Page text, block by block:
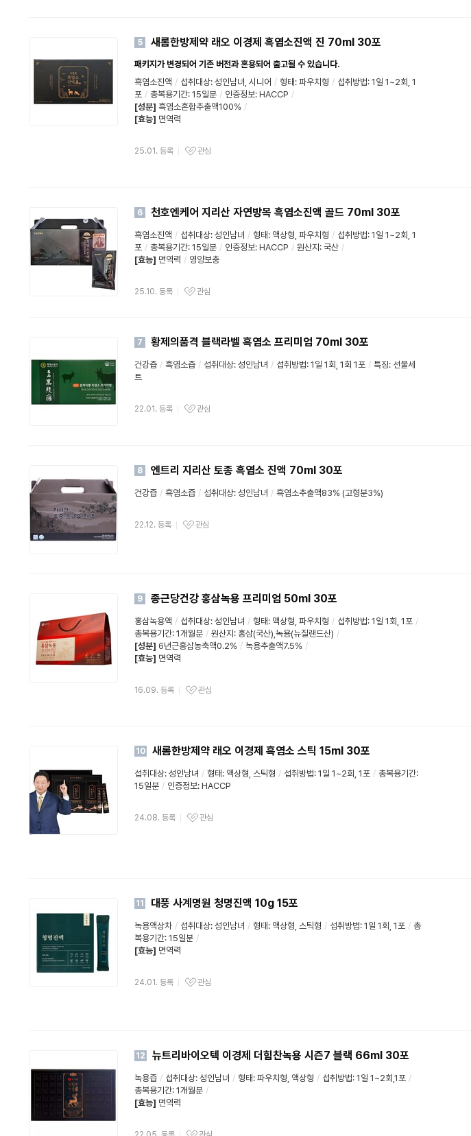
5 새롬한방제약 래오 이경제 흑염소진액 진 70ml 30포
패키지가 변경되어 기존 버전과 혼용되어 출고될 수 있습니다.
흑염소진액 / 섭취대상: 성인남녀, 시니어 / 형태: 파우치형 / 섭취방법: 1일 1~2회, 1
포 / 총복용기간: 15일분 / 인증정보: HACCP /
[성분] 흑염소혼합추출액100% /
[효능] 면역력
25.01. 등록 관심
6 천호엔케어 지리산 자연방목 흑염소진액 골드 70ml 30포
흑염소진액 / 섭취대상: 성인남녀 / 형태: 액상형, 파우치형 / 섭취방법: 1일 1~2회, 1
포 / 총복용기간: 15일분 / 인증정보: HACCP / 원산지: 국산 /
[효능] 면역력 / 영양보충
25.10. 등록 관심
7 황제의품격 블랙라벨 흑염소 프리미엄 70ml 30포
건강즙 / 흑염소즙 / 섭취대상: 성인남녀 / 섭취방법: 1일 1회, 1회 1포 / 특징: 선물세
트
22.01. 등록 관심
8 엔트리 지리산 토종 흑염소 진액 70ml 30포
건강즙 / 흑염소즙 / 섭취대상: 성인남녀 / 흑염소추출액83% (고형분3%)
22.12. 등록 관심
9 종근당건강 홍삼녹용 프리미엄 50ml 30포
홍삼녹용액 / 섭취대상: 성인남녀 / 형태: 액상형, 파우치형 / 섭취방법: 1일 1회, 1포 /
총복용기간: 1개월분 / 원산지: 홍삼(국산),녹용(뉴질랜드산) /
[성분] 6년근홍삼농축액0.2% / 녹용추출액7.5% /
[효능] 면역력
16.09. 등록 관심
10 새롬한방제약 래오 이경제 흑염소 스틱 15ml 30포
섭취대상: 성인남녀 / 형태: 액상형, 스틱형 / 섭취방법: 1일 1~2회, 1포 / 총복용기간:
15일분 / 인증정보: HACCP
24.08. 등록 관심
11 대풍 사계명원 청명진액 10g 15포
녹용액상차 / 섭취대상: 성인남녀 / 형태: 액상형, 스틱형 / 섭취방법: 1일 1회, 1포 / 총
복용기간: 15일분 /
[효능] 면역력
24.01. 등록 관심
12 뉴트리바이오텍 이경제 더힘찬녹용 시즌7 블랙 66ml 30포
녹용즙 / 섭취대상: 성인남녀 / 형태: 파우치형, 액상형 / 섭취방법: 1일 1~2회,1포 /
총복용기간: 1개월분 /
[효능] 면역력